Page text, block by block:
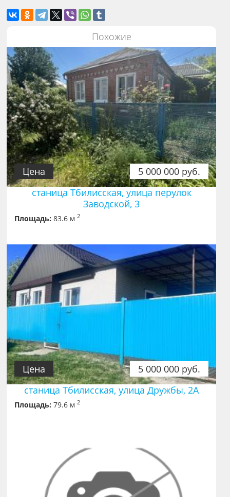
Похожие
5 000 000 руб.
Цена
станица Тбилисская, улица перулок
Заводской, 3
Площадь: 83.6 м2
5 000 000 руб.
Цена
станица Тбилисская, улица Дружбы, 2А
Площадь: 79.6 м2